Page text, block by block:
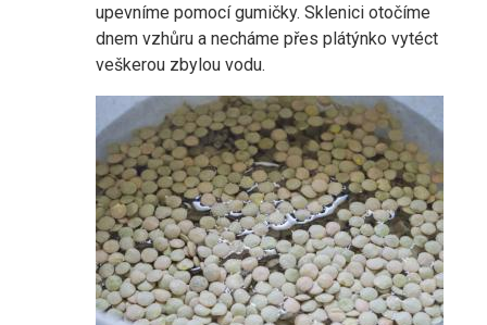
upevníme pomocí gumičky. Sklenici otočíme
dnem vzhůru a necháme přes plátýnko vytéct
veškerou zbylou vodu.